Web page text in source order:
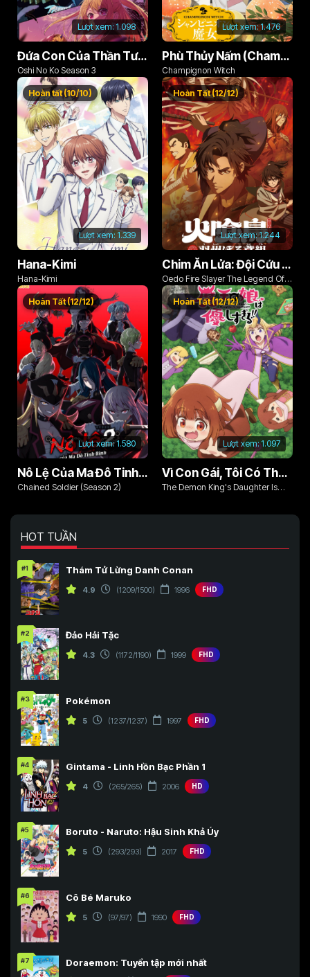
Lượt xem: 1.098
Đứa Con Của Thần Tượng (Phần 3)
Oshi No Ko Season 3
Lượt xem:1.476
Phù Thủy Nấm (Champignon no Majo)
Champignon Witch
Lượt xem: 1.339
Hoàn tất (10/10)
Hana-Kimi
Hana-Kimi
Lượt xem:1.244
Hoàn Tất (12/12)
Chim Ăn Lửa: Đội Cứu Hỏa Rách Rưới Vùng Ushu
Oedo Fire Slayer The Legend Of
Phoenix
Lượt xem:1.580
Hoàn Tất (12/12)
Nô Lệ Của Ma Đô Tinh Binh (Phần 2)
Chained Soldier (Season 2)
Lượt xem:1.097
Hoàn Tất (12/12)
Vì Con Gái, Tôi Có Thể Đánh Bại Cả Ma Vương
The Demon King's Daughter Is
HOT TUẦN
#1 Thám Tử Lừng Danh Conan
4.9 (1209/1500) 1996 FHD
#2 Đảo Hải Tặc
4.3 (1172/1190) 1999 FHD
#3 Pokémon
5 (1237/1237) 1997 FHD
#4 Gintama - Linh Hồn Bạc Phần 1
4 (265/265) 2006 HD
#5 Boruto - Naruto: Hậu Sinh Khả Úy
5 (293/293) 2017 FHD
#6 Cô Bé Maruko
5 (97/97) 1990 FHD
#7 Doraemon: Tuyển tập mới nhất